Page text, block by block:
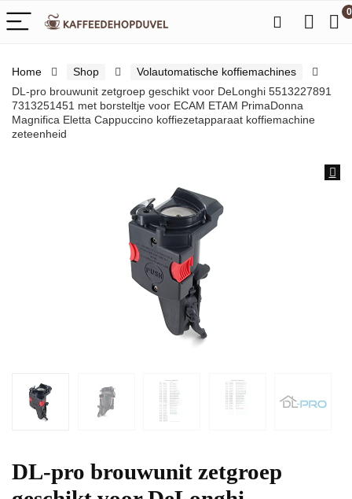
0
Home Shop
Volautomatische koffiemachines
DL-pro brouwunit zetgroep geschikt voor DeLonghi 5513227891
7313251451 met borsteltje voor ECAM ETAM PrimaDonna
Magnifica Eletta Cappuccino koffiezetapparaat koffiemachine
zeteenheid
DL-pro brouwunit zetgroep